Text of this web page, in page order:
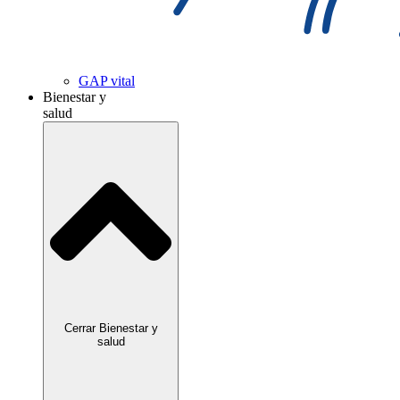
GAP vital
Bienestar y
salud
Cerrar Bienestar y
salud